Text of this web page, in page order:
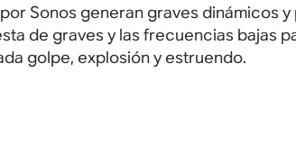
Sonos generan graves dinámicos y
de graves y las frecuencias bajas
golpe, explosión y estruendo.